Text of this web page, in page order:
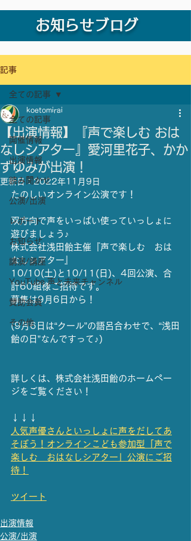
お知らせブログ
記事
全ての記事
開催情報
出演情報
読み聞かせ
公演/出演
レポート
お知らせ
講演/講座
YouTube 声と未来チャンネル
賛助会員
その他
全ての記事
【出演情報】『声で楽しむ おは
なしシアター』愛河里花子、かか
ずゆみが出演！
koetomirai
更新日：2022年11月9日
たのしいオンライン公演です！
双方向で声をいっぱい使っていっしょに
遊びましょう♪
株式会社浅田飴主催『声で楽しむ　おは
なしシアター』
10/10(土)と10/11(日)、4回公演、合
計60組様ご招待です。
募集は9月6日から！
(9月6日は“クール”の語呂合わせで、“浅田
飴の日”なんですって♪)
詳しくは、株式会社浅田飴のホームペー
ジをご覧ください！
↓↓↓
人気声優さんといっしょに声をだしてあ
そぼう！オンラインこども参加型「声で
楽しむ　おはなしシアター」公演にご招
待！
ツイート
出演情報
公演/出演